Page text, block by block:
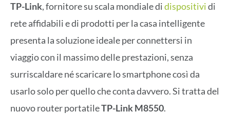
TP-Link, fornitore su scala mondiale didispositividi
rete affidabili e di prodotti per la casa intelligente
presenta la soluzione ideale per connettersi in
viaggio con il massimo delle prestazioni, senza
surriscaldare né scaricare lo smartphone così da
usarlo solo per quello che conta davvero. Si tratta del
nuovo router portatileTP-Link M8550.